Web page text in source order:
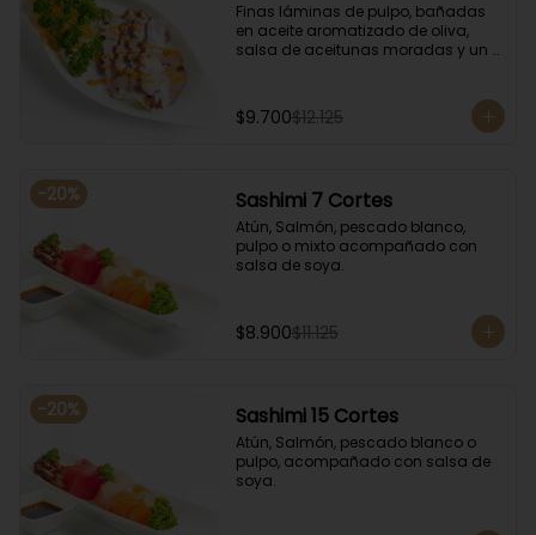
Finas láminas de pulpo, bañadas
en aceite aromatizado de oliva,
salsa de aceitunas moradas y un
$9.700$12.125
-20% Sashimi 7 Cortes
Atún, Salmón, pescado blanco,
pulpo o mixto acompañado con
salsa de soya.
$8.900$11.125
-20% Sashimi 15 Cortes
Atún, Salmón, pescado blanco o
pulpo, acompañado con salsa de
soya.